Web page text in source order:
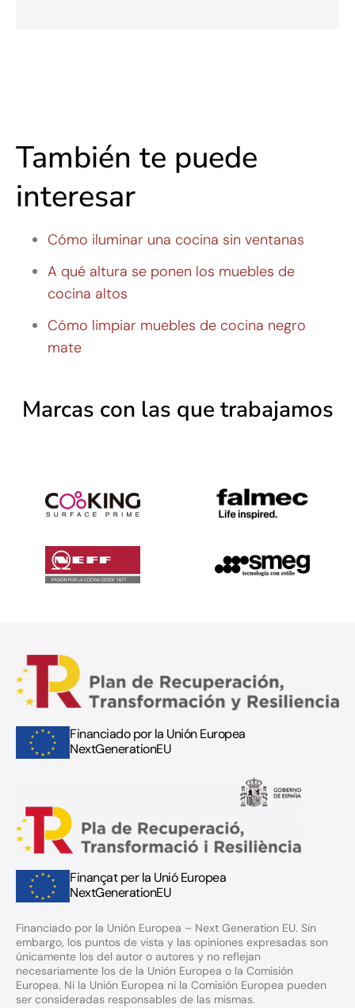
También te puede
interesar
Cómo iluminar una cocina sin ventanas
A qué altura se ponen los muebles de
cocina altos
Cómo limpiar muebles de cocina negro
mate
Marcas con las que trabajamos
Financiado por la Unión Europea
NextGenerationEU
Finançat per la Unió Europea
NextGenerationEU
Financiado por la Unión Europea – Next Generation EU. Sin
embargo, los puntos de vista y las opiniones expresadas son
únicamente los del autor o autores y no reflejan
necesariamente los de la Unión Europea o la Comisión
Europea. Ni la Unión Europea ni la Comisión Europea pueden
ser consideradas responsables de las mismas.